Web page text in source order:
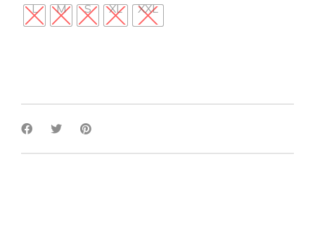
L M S XL XXL